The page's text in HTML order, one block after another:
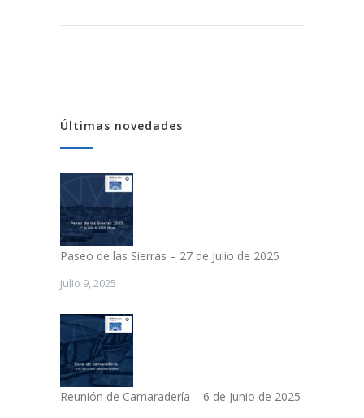
Últimas novedades
Paseo de las Sierras – 27 de Julio de 2025
julio 9, 2025
Reunión de Camaradería – 6 de Junio de 2025